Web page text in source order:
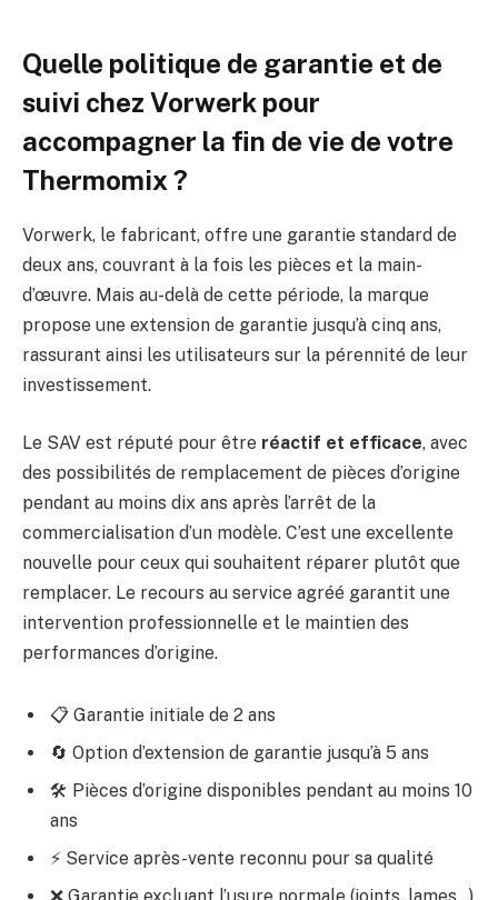
Quelle politique de garantie et de
suivi chez Vorwerk pour
accompagner la fin de vie de votre
Thermomix ?
Vorwerk, le fabricant, offre une garantie standard de
deux ans, couvrant à la fois les pièces et la main-
d’œuvre. Mais au-delà de cette période, la marque
propose une extension de garantie jusqu’à cinq ans,
rassurant ainsi les utilisateurs sur la pérennité de leur
investissement.
Le SAV est réputé pour être réactif et efficace, avec
des possibilités de remplacement de pièces d’origine
pendant au moins dix ans après l’arrêt de la
commercialisation d’un modèle. C’est une excellente
nouvelle pour ceux qui souhaitent réparer plutôt que
remplacer. Le recours au service agréé garantit une
intervention professionnelle et le maintien des
performances d’origine.
📋 Garantie initiale de 2 ans
🔄 Option d’extension de garantie jusqu’à 5 ans
🛠 Pièces d’origine disponibles pendant au moins 10
ans
⚡ Service après-vente reconnu pour sa qualité
❌ Garantie excluant l’usure normale (joints, lames…)